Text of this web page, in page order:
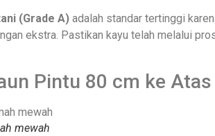
(Grade A) adalah standar tertinggi
ekstra. Pastikan kayu telah melalui
Pintu 80 cm ke Atas
mewah